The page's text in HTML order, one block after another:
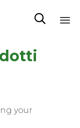

your